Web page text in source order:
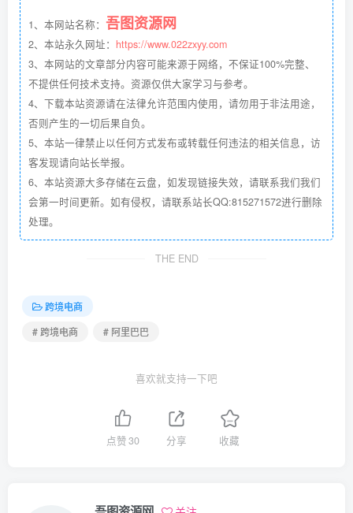
1、本网站名称： 吾图资源网
2、本站永久网址： https://www.022zxyy.com
3、本网站的文章部分内容可能来源于网络，不保证100%完整、
不提供任何技术支持。资源仅供大家学习与参考。
4、下载本站资源请在法律允许范围内使用，请勿用于非法用途，
否则产生的一切后果自负。
5、本站一律禁止以任何方式发布或转载任何违法的相关信息，访
客发现请向站长举报。
6、本站资源大多存储在云盘，如发现链接失效，请联系我们我们
会第一时间更新。如有侵权，请联系站长QQ:815271572进行删除
处理。
THE END
跨境电商
# 跨境电商
# 阿里巴巴
喜欢就支持一下吧
点赞30 分享 收藏